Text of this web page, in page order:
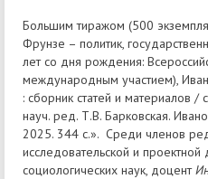
Большим тиражом (500
Фрунзе – политик,
лет со дня рождения:
международным участием),
: сборник статей и материалов /
науч. ред. Т.В. Барковская.
2025. 344 с.». Среди членов
исследовательской и проектной
социологических наук, доцент